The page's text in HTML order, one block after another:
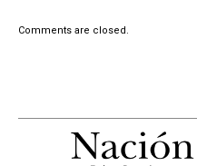
Comments are closed.